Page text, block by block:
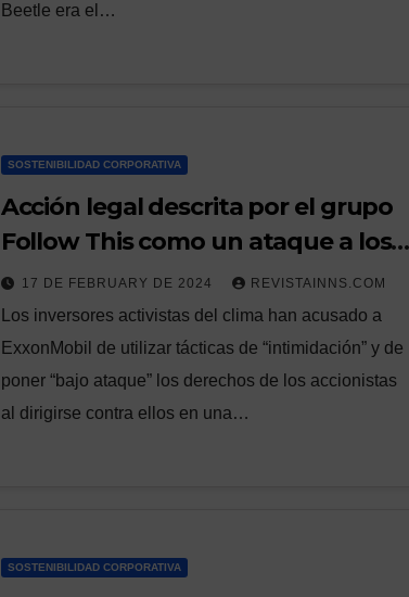
Beetle era el…
SOSTENIBILIDAD CORPORATIVA
Acción legal descrita por el grupo
Follow This como un ataque a los
derechos de los inversores
17 DE FEBRUARY DE 2024 REVISTAINNS.COM
Los inversores activistas del clima han acusado a
ExxonMobil de utilizar tácticas de “intimidación” y de
poner “bajo ataque” los derechos de los accionistas
al dirigirse contra ellos en una…
SOSTENIBILIDAD CORPORATIVA